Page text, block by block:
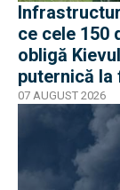
ce cele 150
obligă
puternică
07 AUGUST 2026